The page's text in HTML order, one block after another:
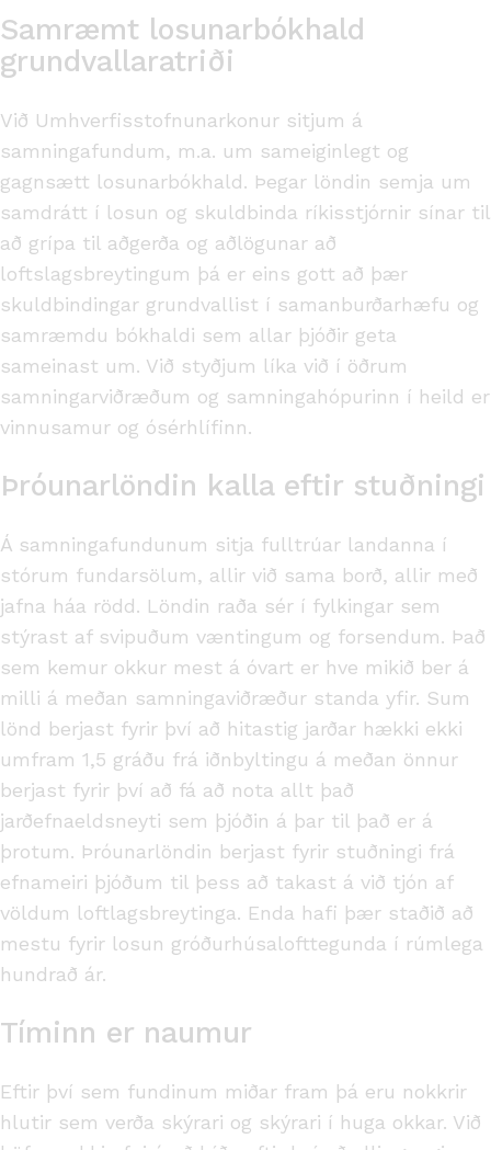
Samræmt losunarbókhald
grundvallaratriði
Við Umhverfisstofnunarkonur sitjum á
samningafundum, m.a. um sameiginlegt og
gagnsætt losunarbókhald. Þegar löndin semja um
samdrátt í losun og skuldbinda ríkisstjórnir sínar til
að grípa til aðgerða og aðlögunar að
loftslagsbreytingum þá er eins gott að þær
skuldbindingar grundvallist í samanburðarhæfu og
samræmdu bókhaldi sem allar þjóðir geta
sameinast um. Við styðjum líka við í öðrum
samningarviðræðum og samningahópurinn í heild er
vinnusamur og ósérhlífinn.
Þróunarlöndin kalla eftir stuðningi
Á samningafundunum sitja fulltrúar landanna í
stórum fundarsölum, allir við sama borð, allir með
jafna háa rödd. Löndin raða sér í fylkingar sem
stýrast af svipuðum væntingum og forsendum. Það
sem kemur okkur mest á óvart er hve mikið ber á
milli á meðan samningaviðræður standa yfir. Sum
lönd berjast fyrir því að hitastig jarðar hækki ekki
umfram 1,5 gráðu frá iðnbyltingu á meðan önnur
berjast fyrir því að fá að nota allt það
jarðefnaeldsneyti sem þjóðin á þar til það er á
þrotum. Þróunarlöndin berjast fyrir stuðningi frá
efnameiri þjóðum til þess að takast á við tjón af
völdum loftlagsbreytinga. Enda hafi þær staðið að
mestu fyrir losun gróðurhúsalofttegunda í rúmlega
hundrað ár.
Tíminn er naumur
Eftir því sem fundinum miðar fram þá eru nokkrir
hlutir sem verða skýrari og skýrari í huga okkar. Við